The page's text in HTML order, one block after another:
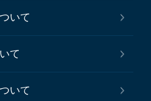
いて
て
いて